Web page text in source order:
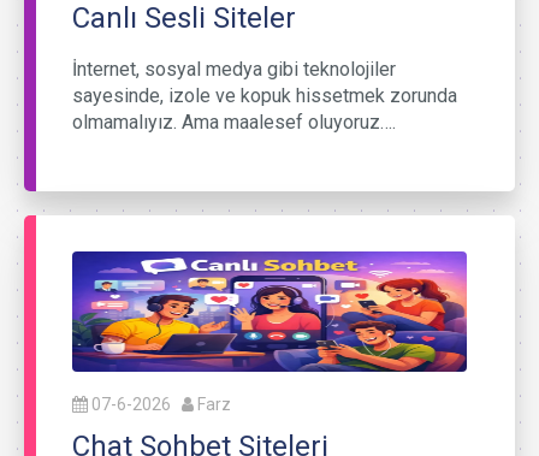
Canlı Sesli Siteler
İnternet, sosyal medya gibi teknolojiler
sayesinde, izole ve kopuk hissetmek zorunda
olmamalıyız. Ama maalesef oluyoruz….
07-6-2026 Farz
Chat Sohbet Siteleri